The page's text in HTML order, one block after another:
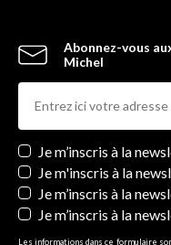
Abonnez-vous
Michel
Newsletters
Je m’inscris à la
Je m'inscris à la
Je m’inscris à la
Je m’inscris à la
Les informations dans ce formulaire